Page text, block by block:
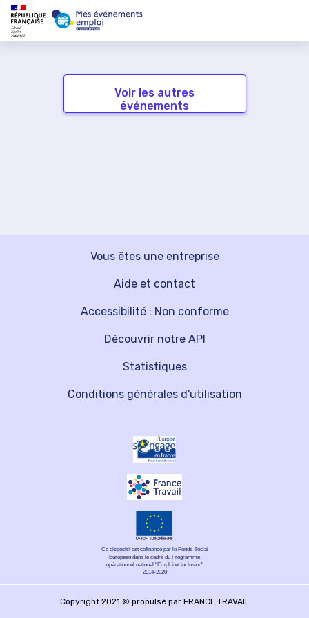
Voir les autres
événements
Vous êtes une entreprise
Découvrir notre API
Aide et contact
Statistiques
Accessibilité : Non conforme
Conditions générales d'utilisation
Ce dispositif est cofinancé par le Fonds Social
Européen dans le cadre du Programme
opérationnel national "Emploi et inclusion"
2014-2020
Copyright 2021 © propulsé par FRANCE TRAVAIL